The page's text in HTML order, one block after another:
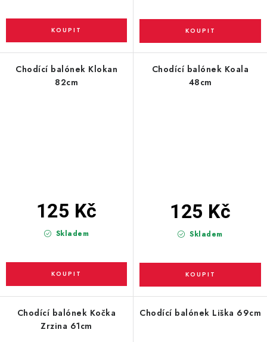
Chodící balónek Klokan
82cm
Skladem
125 Kč
Chodící balónek Koala
48cm
Skladem
125 Kč
Chodící balónek Kočka
Zrzina 61cm
Chodící balónek Liška 69cm